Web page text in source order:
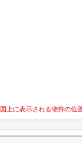
上に表示される物件の位